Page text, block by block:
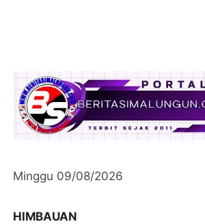
Minggu 09/08/2026
HIMBAUAN